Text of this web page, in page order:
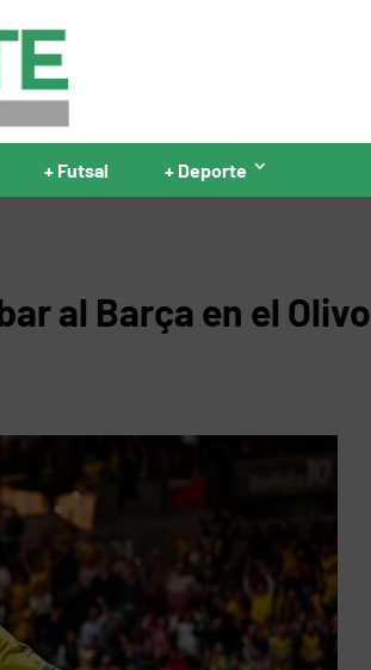
+ Futsal + Deporte
al Barça en el Olivo